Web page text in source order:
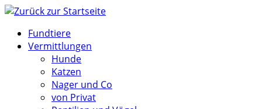
Zum
springenFundtiere
Vermittlungen
Hunde
Katzen
Nager und Co
von Privat